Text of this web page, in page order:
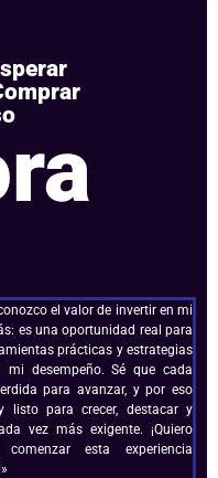
el valor de invertir en mi
es una oportunidad real para
prácticas y estrategias
desempeño. Sé que cada
para avanzar, y por eso
listo para crecer, destacar y
vez más exigente. ¡Quiero
esta experiencia